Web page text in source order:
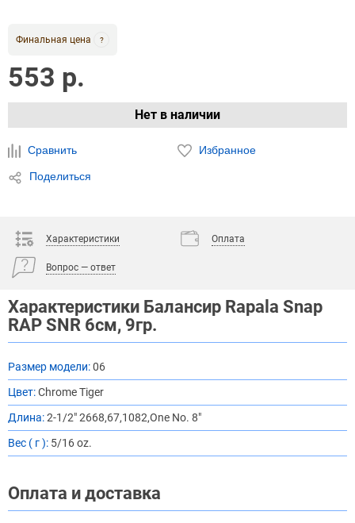
Финальная цена ?
553 р.
Нет в наличии
Сравнить Избранное
Поделиться
Характеристики Оплата
Вопрос — ответ
Характеристики Балансир Rapala Snap
RAP SNR 6см, 9гр.
Размер модели:06
Цвет:Chrome Tiger
Длина:2-1/2" 2668,67,1082,One No. 8"
Вес ( г ): 5/16 oz.
Оплата и доставка